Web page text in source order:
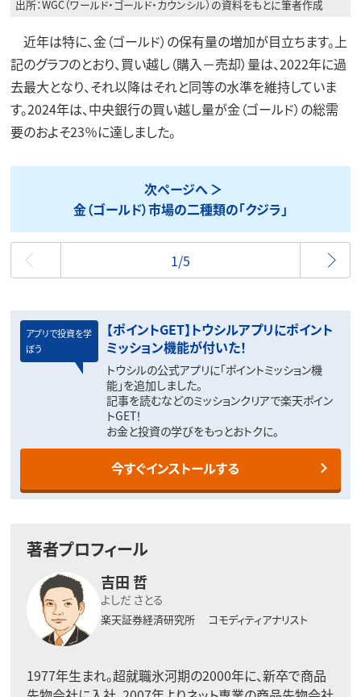
出所：WGC（ワールド・ゴールド・カウンシル）の資料をもとに筆者作成
近年は特に、金（ゴールド）の保有量の増加が目立ちます。上
記のグラフのとおり、買い越し（購入－売却）量は、2022年に過
去最大となり、それ以降はそれと同等の水準を維持していま
す。2024年は、中央銀行の買い越し量が金（ゴールド）の総需
要のおよそ23％に達しました。
次ページへ
金（ゴールド）市場の二種類の「クジラ」
1/5
アプリで投資を学
ぼう
【ポイントGET】トウシルアプリにポイント
ミッション機能が付いた！
トウシルの公式アプリに「ポイントミッション機
能」を追加しました。
記事を読むなどのミッションクリアで楽天ポイン
トGET！
お金と投資の学びをもっとおトクに。
今すぐインストールする
著者プロフィール
吉田 哲
よしだ さとる
楽天証券経済研究所 コモディティアナリスト
1977年生まれ。超就職氷河期の2000年に、新卒で商品